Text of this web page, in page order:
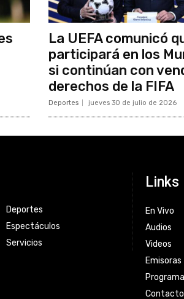
La UEFA comunicó
participará en los
si continúan con
derechos de la FIFA
Deportes jueves 30 de julio de 2026
Deportes
Espectáculos
Servicios
Links
En Vivo
Audios
Videos
Emisoras
Contacto